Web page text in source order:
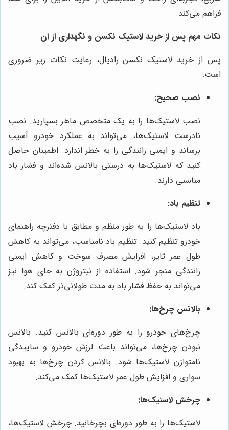
فراهم می‌کند.
نکات مهم پس از خرید لاستیک نکسن و نگهداری از آن
پس از خرید لاستیک نکسن رادیال، رعایت نکات زیر ضروری
است:
نصب صحیح:
نصب لاستیک‌ها را به یک متخصص ماهر بسپارید. نصب
نادرست لاستیک‌ها، می‌تواند به عملکرد خودرو آسیب
برساند و ایمنی رانندگی را به خطر اندازد. اطمینان حاصل
کنید که لاستیک‌ها به درستی بالانس شده‌اند و فشار باد
مناسبی دارند.
تنظیم باد:
باد لاستیک‌ها را به طور منظم و مطابق با دفترچه راهنمای
خودرو تنظیم کنید. تنظیم باد نامناسب، می‌تواند به کاهش
طول عمر تایر، افزایش مصرف سوخت و کاهش ایمنی
رانندگی منجر شود. استفاده از نیتروژن به جای هوا نیز
می‌تواند به حفظ فشار باد به مدت طولانی‌تر کمک کند.
بالانس چرخ‌ها:
چرخ‌های خودرو را به طور دوره‌ای بالانس کنید. بالانس
نبودن چرخ‌ها، می‌تواند باعث لرزش خودرو و ساییدگی
نامتوازن لاستیک‌ها شود. بالانس کردن چرخ‌ها به بهبود
سواری و افزایش طول عمر لاستیک‌ها کمک می‌کند.
چرخش لاستیک‌ها:
لاستیک‌ها را به طور دوره‌ای بچرخانید. چرخش لاستیک‌ها،